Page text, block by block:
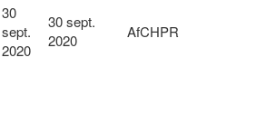
30
sept.
2020
30 sept.
2020
AfCHPR